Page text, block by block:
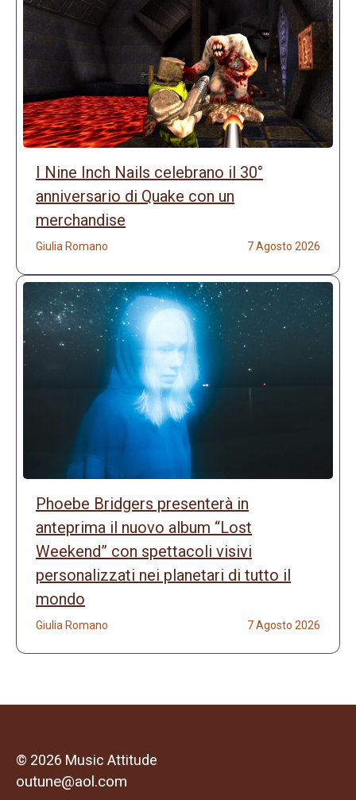
I Nine Inch Nails celebrano il 30°
anniversario di Quake con un
merchandise
Giulia Romano 7 Agosto 2026
Phoebe Bridgers presenterà in
anteprima il nuovo album “Lost
Weekend” con spettacoli visivi
personalizzati nei planetari di tutto il
mondo
Giulia Romano 7 Agosto 2026
© 2026 Music Attitude
outune@aol.com